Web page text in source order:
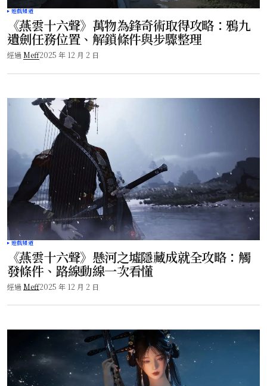
遊戲頻道
《燕雲十六聲》萬物為鋒奇術取得攻略：鴉九
遺劍任務位置、解鎖條件與步驟整理
經過 Meff2025 年 12 月 2 日
遊戲頻道
《燕雲十六聲》懸河之墟隱藏成就全攻略：觸
發條件、路線動線一次看懂
經過 Meff2025 年 12 月 2 日